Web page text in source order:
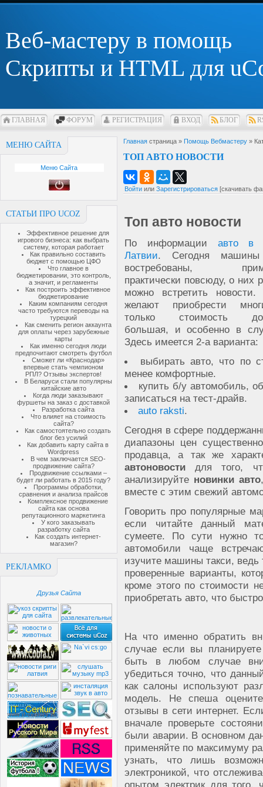
Веб-мастеру в помощь
Скрипты и HTML для
ГЛАВНАЯ ФОРУМ РЕГИСТРАЦИЯ ВХОД БЛОГ
МЕНЮ САЙТА
Меню Сайта
СТАТЬИ ПРО UCOZ
Эффективное решение для
игрового бизнеса: как выбрать
систему, которая работает
Как правильно составить
бюджет с помощью ЦФО
Что главное в
бюджетировании, это контроль,
а значит, и регламенты
Как построить эффективное
бюджетирование
Каким компаниям сегодня
часто требуются переводы на
турецкий
Как сменить регион аккаунта
для оплаты через зарубежные
карты
Как именно сегодня люди
предпочитают смотреть футбол
Сможет ли «Краснодар»
впервые стать чемпионом
РПЛ? Отзывы экспертов!
В Беларуси стали популярны
китайские авто
Когда люди заказывают
фуршеты на заказ с доставкой
Разработка сайта
Что влияет на стоимость
сайта?
Как самостоятельно создать
блог без усилий
Как добавить карту сайта в
Wordpress
В чем заключается SEO-
продвижение сайта?
Продвижение ссылками –
будет ли работать в 2015 году?
Программы обработки,
сравнения и анализа прайсов
Комплексное продвижение
сайта как основа
репутационного маркетинга
У кого заказывать
разработку сайта
Как создать интернет-
магазин?
РЕКЛАМКО
Друзья Сайта
Главная страница » Помощь Вебмастеру »
ТОП АВТО НОВОСТИ
Войти или Зарегистрироваться [скачивать
Топ авто новости
По информации авто в
Латвии. Сегодня машины
востребованы,
практически повсюду, о них
можно встретить
желают приобрести
только стоимость
большая, и особенно в
Здесь имеется 2-а варианта:
выбирать авто, что по
менее комфортные.
купить б/у автомобиль,
записаться на тест-драйв.
auto raksti.
Сегодня в сфере
диапазоны цен
продавца, а так же
автоновости для того,
анализируйте новинки авто
вместе с этим свежий
Говорить про популярные
если читайте данный
сумеете. По сути нужно
автомобили чаще
изучите машины такси,
проверенные варианты,
кроме этого по стоимости
приобретать авто, что
На что именно обратить
случае если вы
быть в любом случае
убедиться точно, что
как салоны используют
модель. Не спеша оцените
отзывы в сети интернет.
вначале проверьте
были аварии. В основном
применяйте по максимуму
узнать, что лишь
электроникой, что
опытом электрик для того,